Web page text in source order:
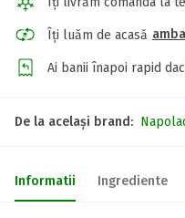
Îți luăm de acasă
Ai banii înapoi rapid
De la același brand:
Informatii Ingrediente